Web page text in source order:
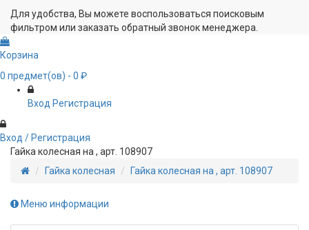
Для удобства, Вы можете воспользоваться поисковым
фильтром или заказать обратный звонок менеджера.
Корзина
0 предмет(ов) - 0 ₽
Вход Регистрация
Вход / Регистрация
Гайка колесная на , арт. 108907
Гайка колесная
Гайка колесная на , арт. 108907
Меню информации